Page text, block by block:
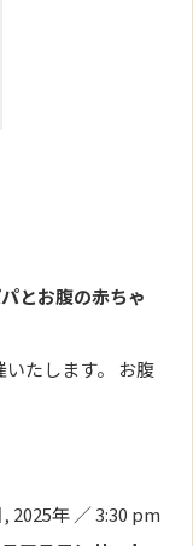
とお腹の赤ちゃ
たします。 お腹
2025年 ／ 3:30 pm